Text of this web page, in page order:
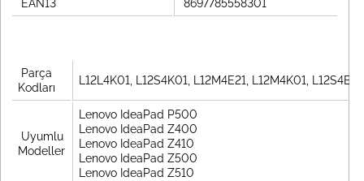
EAN13 8697785558301
Parça
Kodları
L12L4K01, L12S4K01, L12M4E21, L12M4K01, L12S4E21
Uyumlu
Modeller
Lenovo IdeaPad P500
Lenovo IdeaPad Z400
Lenovo IdeaPad Z410
Lenovo IdeaPad Z500
Lenovo IdeaPad Z510